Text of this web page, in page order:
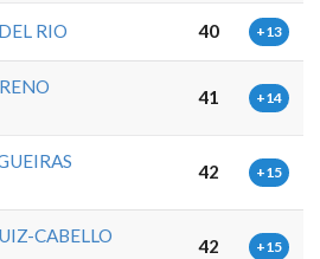
RIO 40 +13
41 +14
42 +15
CABELLO
42 +15